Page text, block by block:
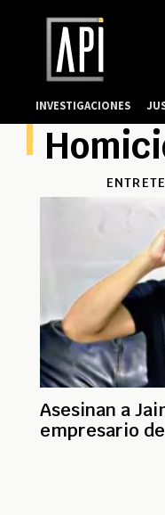
Asesinan a
empresario
INVESTIGACIONES